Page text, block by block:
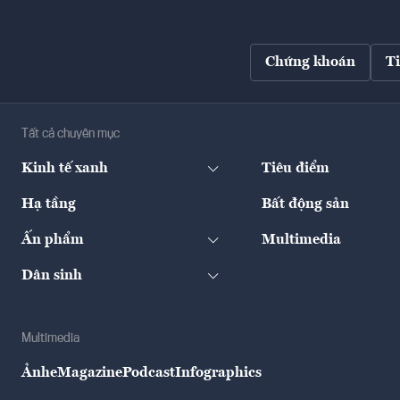
Chứng khoán
Tất cả chuyên mục
Kinh tế xanh Tiêu điểm
Hạ tầng Bất động sản
Ấn phẩm Multimedia
Dân sinh
Multimedia
ẢnheMagazinePodcastInfographics